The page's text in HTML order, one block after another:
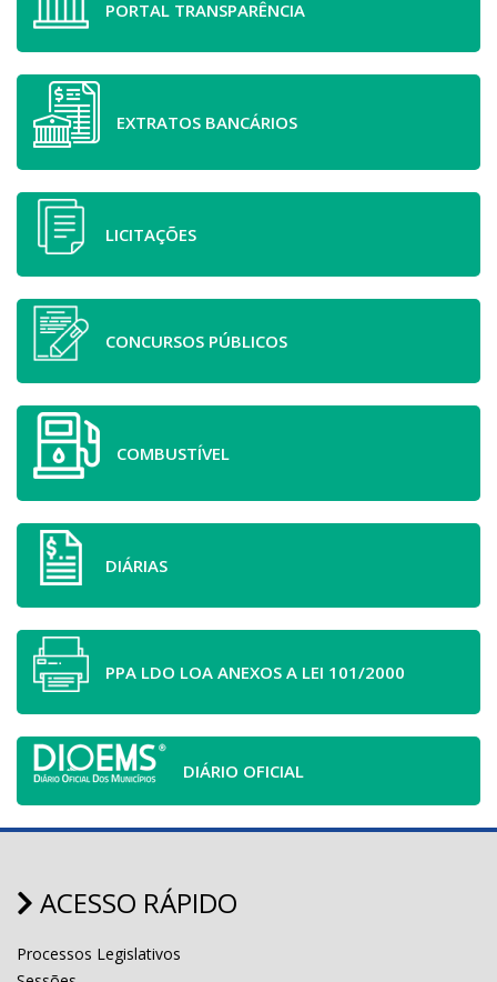
PORTAL TRANSPARÊNCIA
EXTRATOS BANCÁRIOS
LICITAÇÕES
CONCURSOS PÚBLICOS
COMBUSTÍVEL
DIÁRIAS
PPA LDO LOA ANEXOS A LEI 101/2000
DIÁRIO OFICIAL
ACESSO RÁPIDO
Processos Legislativos